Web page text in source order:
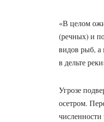
«В целом
(речных) и
видов рыб, а
в дельте
Угрозе
осетром.